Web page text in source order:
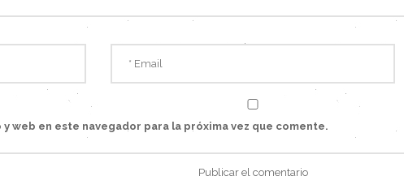
web en este navegador para la próxima vez que comente.